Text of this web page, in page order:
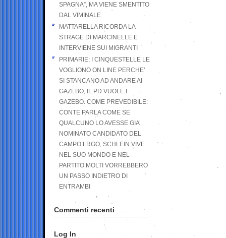
SPAGNA”, MA VIENE SMENTITO
DAL VIMINALE
MATTARELLA RICORDA LA
STRAGE DI MARCINELLE E
INTERVIENE SUI MIGRANTI
PRIMARIE; I CINQUESTELLE LE
VOGLIONO ON LINE PERCHE’
SI STANCANO AD ANDARE AI
GAZEBO, IL PD VUOLE I
GAZEBO. COME PREVEDIBILE:
CONTE PARLA COME SE
QUALCUNO LO AVESSE GIA’
NOMINATO CANDIDATO DEL
CAMPO LRGO, SCHLEIN VIVE
NEL SUO MONDO E NEL
PARTITO MOLTI VORREBBERO
UN PASSO INDIETRO DI
ENTRAMBI
Commenti recenti
Log In